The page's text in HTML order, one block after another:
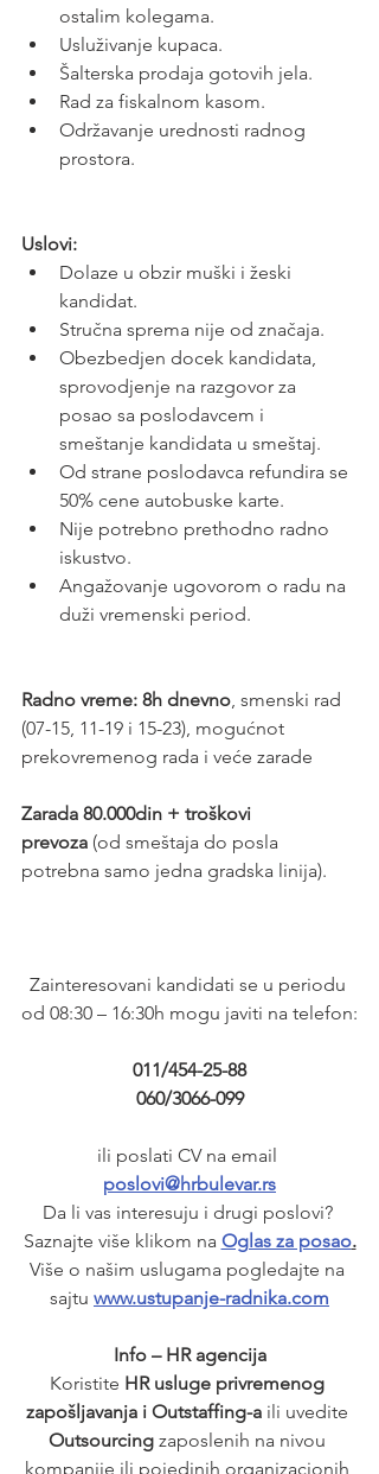
ostalim kolegama.
Usluživanje kupaca.
Šalterska prodaja gotovih jela.
Rad za fiskalnom kasom.
Održavanje urednosti radnog
prostora.
Uslovi:
Dolaze u obzir muški i žeski
kandidat.
Stručna sprema nije od značaja.
Obezbedjen docek kandidata,
sprovodjenje na razgovor za
posao sa poslodavcem i
smeštanje kandidata u smeštaj.
Od strane poslodavca refundira se
50% cene autobuske karte.
Nije potrebno prethodno radno
iskustvo.
Angažovanje ugovorom o radu na
duži vremenski period.
Radno vreme: 8h dnevno , smenski rad
(07-15, 11-19 i 15-23), mogućnot
prekovremenog rada i veće zarade
Zarada 80.000din + troškovi
prevoza (od smeštaja do posla
potrebna samo jedna gradska linija).
Zainteresovani kandidati se u periodu
od 08:30 – 16:30h mogu javiti na telefon:
011/454-25-88
060/3066-099
ili poslati CV na email
poslovi@hrbulevar.rs
Da li vas interesuju i drugi poslovi?
Saznajte više klikom na Oglas za posao.
Više o našim uslugama pogledajte na
sajtu www.ustupanje-radnika.com
Info – HR agencija
Koristite HR usluge privremenog
zapošljavanja i Outstaffing-a ili uvedite
Outsourcing zaposlenih na nivou
kompanije ili pojedinih organizacionih